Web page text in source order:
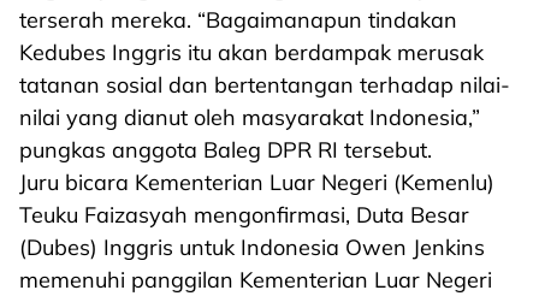
terserah mereka. “Bagaimanapun tindakan
Kedubes Inggris itu akan berdampak merusak
tatanan sosial dan bertentangan terhadap nilai-
nilai yang dianut oleh masyarakat Indonesia,”
pungkas anggota Baleg DPR RI tersebut.
Juru bicara Kementerian Luar Negeri (Kemenlu)
Teuku Faizasyah mengonfirmasi, Duta Besar
(Dubes) Inggris untuk Indonesia Owen Jenkins
memenuhi panggilan Kementerian Luar Negeri